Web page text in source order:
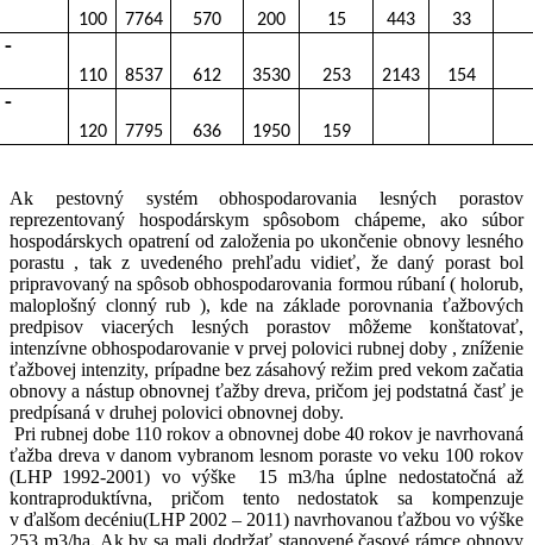
100 7764 570 200 15 443 33
-
110 8537 612 3530 253 2143 154
-
120 7795 636 1950 159
Ak pestovný systém obhospodarovania lesných porastov
reprezentovaný hospodárskym spôsobom chápeme, ako súbor
hospodárskych opatrení od založenia po ukončenie obnovy lesného
porastu , tak z uvedeného prehľadu vidieť, že daný porast bol
pripravovaný na spôsob obhospodarovania formou rúbaní ( holorub,
maloplošný clonný rub ), kde na základe porovnania ťažbových
predpisov viacerých lesných porastov môžeme konštatovať,
intenzívne obhospodarovanie v prvej polovici rubnej doby , zníženie
ťažbovej intenzity, prípadne bez zásahový režim pred vekom začatia
obnovy a nástup obnovnej ťažby dreva, pričom jej podstatná časť je
predpísaná v druhej polovici obnovnej doby.
Pri rubnej dobe 110 rokov a obnovnej dobe 40 rokov je navrhovaná
ťažba dreva v danom vybranom lesnom poraste vo veku 100 rokov
(LHP 1992-2001) vo výške
15 m3/ha úplne nedostatočná až
kontraproduktívna, pričom tento nedostatok sa kompenzuje
v ďalšom decéniu(LHP 2002 – 2011) navrhovanou ťažbou vo výške
253 m3/ha. Ak by sa mali dodržať stanovené časové rámce obnovy